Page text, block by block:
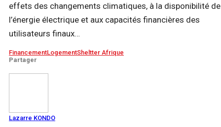
effets des changements climatiques, à la disponibilité de
l’énergie électrique et aux capacités financières des
utilisateurs finaux…
FinancementLogementSheltter Afrique
Partager
Lazarre KONDO